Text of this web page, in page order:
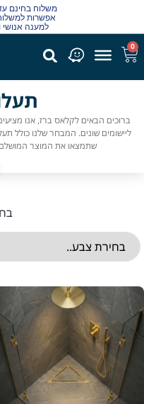
משלוח בחינם עד
אפשרות
למענה אנושי
0
ברוכים הבאים לקלאס ברז, אנו מציעים
ליישומים שונים. המבחר שלנו כולל
שתמצאו את המוצר המושלם